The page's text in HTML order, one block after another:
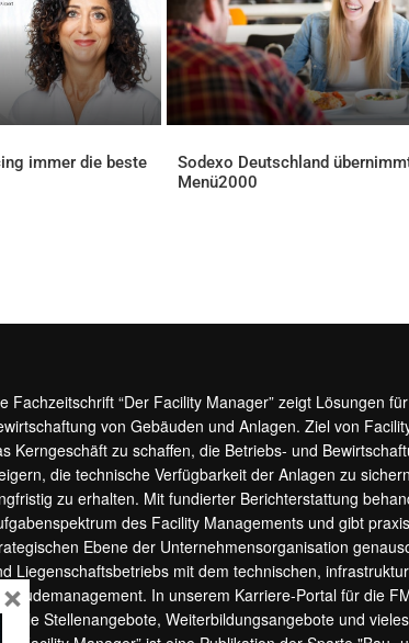
immer die beste
Sodexo Deutschland
Menü2000
Fachzeitschrift “Der Facility Manager” zeigt Lösungen
von Gebäuden und Anlagen. Ziel von
Kerngeschäft zu schaffen, die Betriebs- und
die technische Verfügbarkeit der Anlagen zu
zu erhalten. Mit fundierter Berichterstattung
des Facility Managements und gibt
Ebene der Unternehmensorganisation
Liegenschaftsbetriebs mit dem technischen,
In unserem Karriere-Portal für die
Stellenangebote, Weiterbildungsangebote und
×